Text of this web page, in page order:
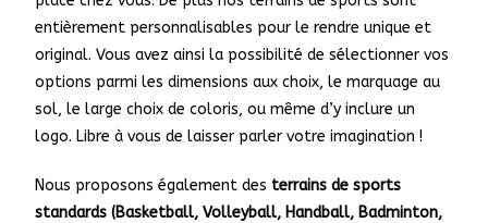
entièrement personnalisables pour le rendre unique et
original. Vous avez ainsi la possibilité de sélectionner vos
options parmi les dimensions aux choix, le marquage au
sol, le large choix de coloris, ou même d’y inclure un
logo. Libre à vous de laisser parler votre imagination !
Nous proposons également des terrains de sports
standards (Basketball, Volleyball, Handball, Badminton,